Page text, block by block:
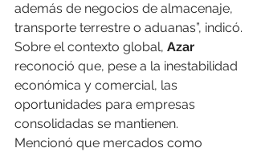
además de negocios de almacenaje,
transporte terrestre o aduanas”, indicó.
Sobre el contexto global, Azar
reconoció que, pese a la inestabilidad
económica y comercial, las
oportunidades para empresas
consolidadas se mantienen.
Mencionó que mercados como